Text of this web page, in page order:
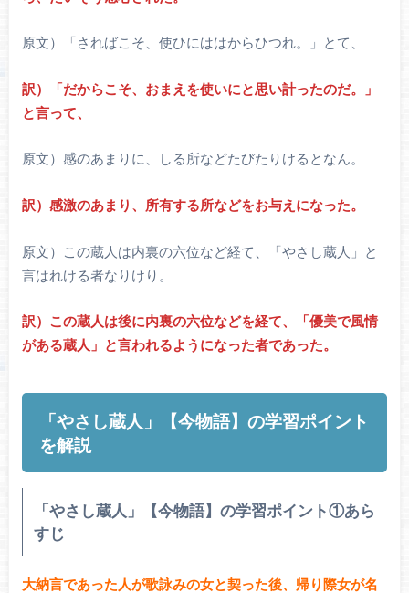
原文）「さればこそ、使ひにははからひつれ。」とて、
訳）「だからこそ、おまえを使いにと思い計ったのだ。」
と言って、
原文）感のあまりに、しる所などたびたりけるとなん。
訳）感激のあまり、所有する所などをお与えになった。
原文）この蔵人は内裏の六位など経て、「やさし蔵人」と
言はれける者なりけり。
訳）この蔵人は後に内裏の六位などを経て、「優美で風情
がある蔵人」と言われるようになった者であった。
「やさし蔵人」【今物語】の学習ポイント
を解説
「やさし蔵人」【今物語】の学習ポイント①あら
すじ
大納言であった人が歌詠みの女と契った後、帰り際女が名